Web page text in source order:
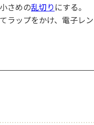
さめの乱切り にする。
ラップをかけ、電子レ